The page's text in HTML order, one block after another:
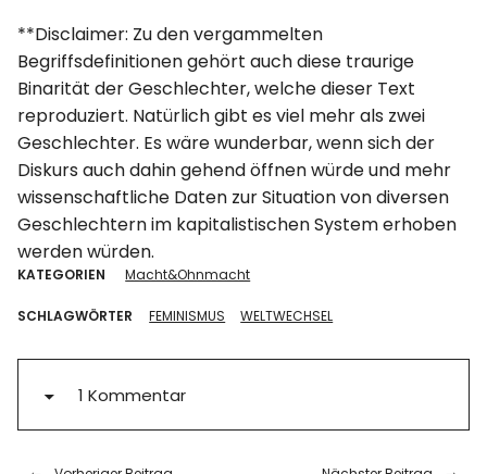
**Disclaimer: Zu den vergammelten
Begriffsdefinitionen gehört auch diese traurige
Binarität der Geschlechter, welche dieser Text
reproduziert. Natürlich gibt es viel mehr als zwei
Geschlechter. Es wäre wunderbar, wenn sich der
Diskurs auch dahin gehend öffnen würde und mehr
wissenschaftliche Daten zur Situation von diversen
Geschlechtern im kapitalistischen System erhoben
werden würden.
KATEGORIEN Macht&Ohnmacht
SCHLAGWÖRTER FEMINISMUS WELTWECHSEL
1 Kommentar